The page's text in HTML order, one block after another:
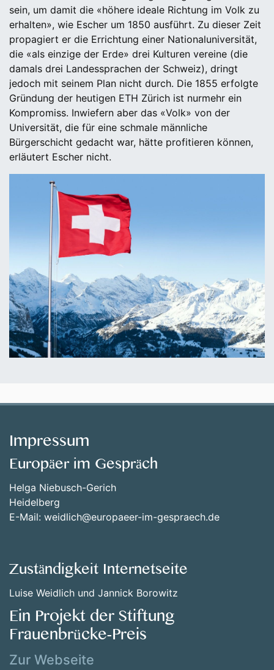
sein, um damit die «höhere ideale Richtung im Volk zu
erhalten», wie Escher um 1850 ausführt. Zu dieser Zeit
propagiert er die Errichtung einer Nationaluniversität,
die «als einzige der Erde» drei Kulturen vereine (die
damals drei Landessprachen der Schweiz), dringt
jedoch mit seinem Plan nicht durch. Die 1855 erfolgte
Gründung der heutigen ETH Zürich ist nurmehr ein
Kompromiss. Inwiefern aber das «Volk» von der
Universität, die für eine schmale männliche
Bürgerschicht gedacht war, hätte profitieren können,
erläutert Escher nicht.
Impressum
Europäer im Gespräch
Helga Niebusch-Gerich
Heidelberg
E-Mail: weidlich@europaeer-im-gespraech.de
Zuständigkeit Internetseite
Luise Weidlich und Jannick Borowitz
Ein Projekt der Stiftung
Frauenbrücke-Preis
Zur Webseite